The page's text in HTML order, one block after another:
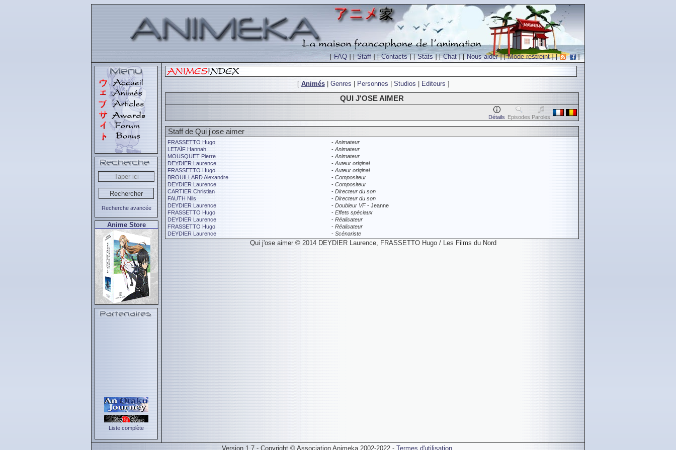
[FAQ ] [Staff ] [Contacts] [Stats] [Chat] [Nous aider] [Mode restreint] [ ]
Recherche avancée
Anime Store
Liste complète
[ Animés| Genres Personnes Studios Editeurs ]
QUI J'OSE AIMER
Détails Episodes Paroles
Staff de Qui j'ose aimer
FRASSETTO Hugo - Animateur
LETAÏF Hannah
- Animateur
MOUSQUET Pierre
- Animateur
DEYDIER Laurence
- Auteur original
FRASSETTO Hugo
- Auteur original
BROUILLARD Alexandre
- Compositeur
DEYDIER Laurence
- Compositeur
CARTIER Christian
- Directeur du son
FAUTH Nils
- Directeur du son
DEYDIER Laurence
- Doubleur VF- Jeanne
FRASSETTO Hugo
- Effets spéciaux
DEYDIER Laurence
- Réalisateur
FRASSETTO Hugo
- Réalisateur
DEYDIER Laurence
- Scénariste
Qui j'ose aimer © 2014 DEYDIER Laurence, FRASSETTO Hugo / Les Films du Nord
Version 1.7 - Copyright © Association Animeka 2002-2022 - Termes d'utilisation